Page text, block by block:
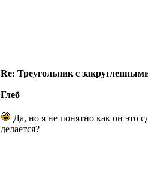
Re: Треугольник с
Глеб
Да, но я не понятно как он это
делается?